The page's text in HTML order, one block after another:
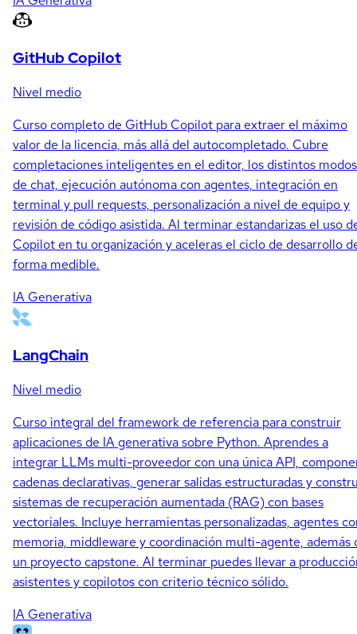
GitHub Copilot
Nivel medio
Curso completo de GitHub Copilot para extraer el máximo
valor de la licencia, más allá del autocompletado. Cubre
completaciones inteligentes en el editor, los distintos modos
de chat, ejecución autónoma con agentes, integración en
terminal y pull requests, personalización a nivel de equipo y
revisión de código asistida. Al terminar estandarizas el uso
Copilot en tu organización y aceleras el ciclo de desarrollo
forma medible.
IA Generativa
LangChain
Nivel medio
Curso integral del framework de referencia para construir
aplicaciones de IA generativa sobre Python. Aprendes a
integrar LLMs multi-proveedor con una única API,
cadenas declarativas, generar salidas estructuradas y
sistemas de recuperación aumentada (RAG) con bases
vectoriales. Incluye herramientas personalizadas, agentes
memoria, middleware y coordinación multi-agente, además
un proyecto capstone. Al terminar puedes llevar a
asistentes y copilotos con criterio técnico sólido.
IA Generativa